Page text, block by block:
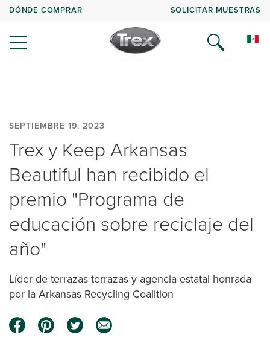
DÓNDE COMPRAR SOLICITAR MUESTRAS
SEPTIEMBRE 19, 2023
Trex y Keep Arkansas
Beautiful han recibido el
premio "Programa de
educación sobre reciclaje del
año"
Líder de terrazas terrazas y agencia estatal honrada
por la Arkansas Recycling Coalition